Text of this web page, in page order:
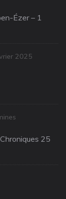
Ézer – 1
2025
25